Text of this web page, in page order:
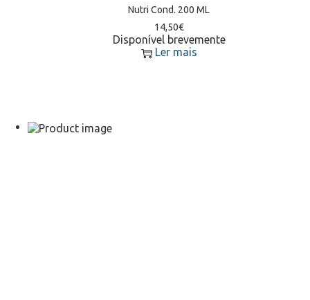
Nutri Cond. 200 ML
14,50€
Disponível brevemente
Ler mais